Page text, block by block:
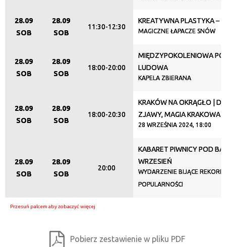
Organizator
Promowane
28.09
SOB
28.09
SOB
11:30-12:30
KREATYWNA PLASTYKA –
MAGICZNE ŁAPACZE SNÓW
28.09
SOB
28.09
SOB
18:00-20:00
MIĘDZYPOKOLENIOWA
LUDOWA
KAPELA ZBIERANA
28.09
SOB
28.09
SOB
18:00-20:30
KRAKÓW NA OKRĄGŁO |
ZJAWY, MAGIA KRAKOWA
28 WRZEŚNIA 2024, 18:00
28.09
SOB
28.09
SOB
20:00
KABARET PIWNICY POD
WRZESIEŃ
WYDARZENIE BIJĄCE
POPULARNOŚCI
Pobierz zestawienie w pliku PDF